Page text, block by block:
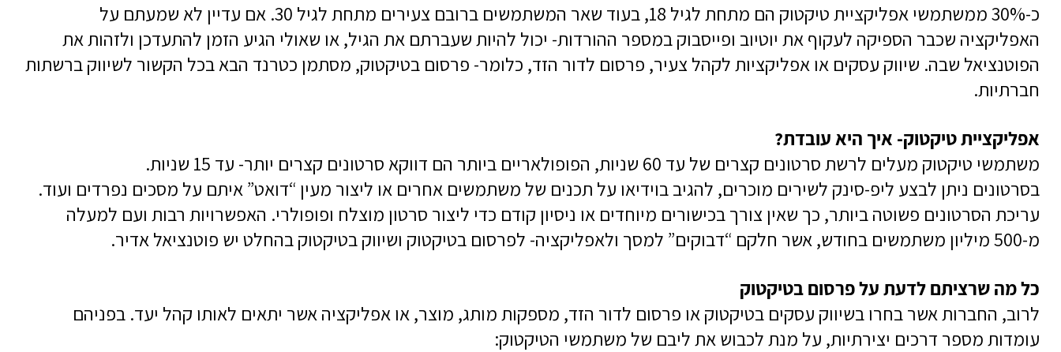
כ-30% ממשתמשי אפליקציית טיקטוק הם מתחת לגיל 18, בעוד שאר המשתמשים ברובם צעירים מתחת לגיל 30. אם עדיין לא שמעתם על
האפליקציה שכבר הספיקה לעקוף את יוטיוב ופייסבוק במספר ההורדות- יכול להיות שעברתם את הגיל, או שאולי הגיע הזמן להתעדכן ולזהות את
הפוטנציאל שבה. שיווק עסקים או אפליקציות לקהל צעיר, פרסום לדור הזד, כלומר- פרסום בטיקטוק, מסתמן כטרנד הבא בכל הקשור לשיווק ברשתות
חברתיות.
אפליקציית טיקטוק- איך היא עובדת?
משתמשי טיקטוק מעלים לרשת סרטונים קצרים של עד 60 שניות, הפופולאריים ביותר הם דווקא סרטונים קצרים יותר- עד 15 שניות.
בסרטונים ניתן לבצע ליפ-סינק לשירים מוכרים, להגיב בוידיאו על תכנים של משתמשים אחרים או ליצור מעין “דואט” איתם על מסכים נפרדים ועוד.
עריכת הסרטונים פשוטה ביותר, כך שאין צורך בכישורים מיוחדים או ניסיון קודם כדי ליצור סרטון מוצלח ופופולרי. האפשרויות רבות ועם למעלה
מ-500 מיליון משתמשים בחודש, אשר חלקם “דבוקים” למסך ולאפליקציה- לפרסום בטיקטוק ושיווק בטיקטוק בהחלט יש פוטנציאל אדיר.
כל מה שרציתם לדעת על פרסום בטיקטוק
לרוב, החברות אשר בחרו בשיווק עסקים בטיקטוק או פרסום לדור הזד, מספקות מותג, מוצר, או אפליקציה אשר יתאים לאותו קהל יעד. בפניהם
עומדות מספר דרכים יצירתיות, על מנת לכבוש את ליבם של משתמשי הטיקטוק: